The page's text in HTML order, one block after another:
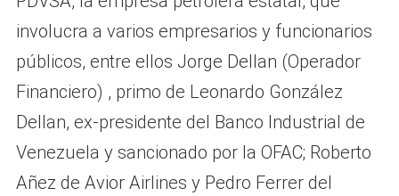
involucra a varios empresarios y funcionarios
públicos, entre ellos Jorge Dellan (Operador
Financiero) , primo de Leonardo González
Dellan, ex-presidente del Banco Industrial de
Venezuela y sancionado por la OFAC; Roberto
Añez de Avior Airlines y Pedro Ferrer del